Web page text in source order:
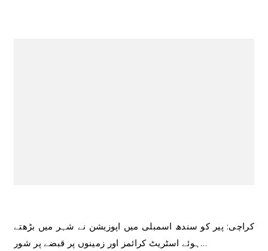
کراچی: پیر کو سندھ اسمبلی میں اپوزیشن نے شہر میں بڑھتے
ہوئے اسٹریٹ کرائمز اور زمینوں پر قبضے پر شور…